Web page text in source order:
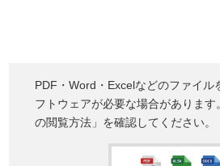
PDF・Word・Excelなどのファイル
フトウェアが必要な場合がありま
の閲覧方法」を確認してください。